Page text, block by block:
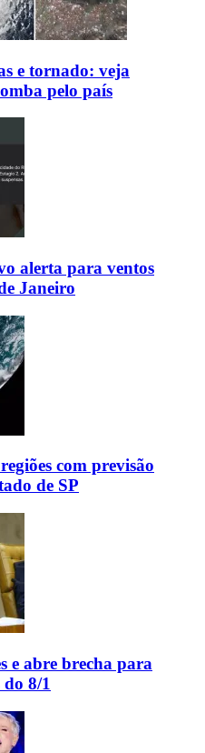
e tornado: veja
pelo país
alerta para ventos
Janeiro
com previsão
de SP
e abre brecha para
8/1